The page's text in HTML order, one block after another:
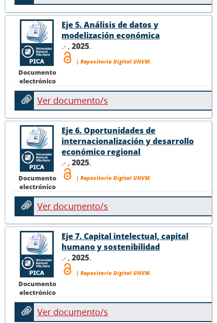
Documento
electrónico
Eje 5. Análisis de datos y
modelización económica
.- , 2025.
| Repositorio Digital UNVM.
Ver documento/s
Documento
electrónico
Eje 6. Oportunidades de
internacionalización y desarrollo
económico regional
.- , 2025.
| Repositorio Digital UNVM.
Ver documento/s
Documento
electrónico
Eje 7. Capital intelectual, capital
humano y sostenibilidad
.- , 2025.
| Repositorio Digital UNVM.
Ver documento/s